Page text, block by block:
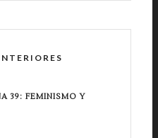
39: FEMINISMO Y